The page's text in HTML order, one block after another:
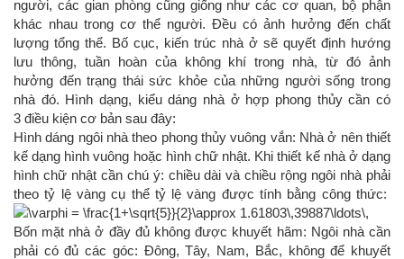
người, các gian phòng cũng giống như các cơ quan, bộ phận
khác nhau trong cơ thể người. Đều có ảnh hưởng đến chất
lượng tổng thể. Bố cục, kiến trúc nhà ở sẽ quyết định hướng
lưu thông, tuần hoàn của không khí trong nhà, từ đó ảnh
hưởng đến trạng thái sức khỏe của những người sống trong
nhà đó. Hình dạng, kiểu dáng nhà ở hợp phong thủy cần có
3 điều kiện cơ bản sau đây:
Hình dáng ngôi nhà theo phong thủy vuông vắn: Nhà ở nên thiết
kế dạng hình vuông hoặc hình chữ nhật. Khi thiết kế nhà ở dạng
hình chữ nhật cần chú ý: chiều dài và chiều rộng ngôi nhà phải
theo tỷ lệ vàng cụ thể tỷ lệ vàng được tính bằng công thức:
Bốn mặt nhà ở đầy đủ không được khuyết hãm: Ngôi nhà cần
phải có đủ các góc: Đông, Tây, Nam, Bắc, không để khuyết